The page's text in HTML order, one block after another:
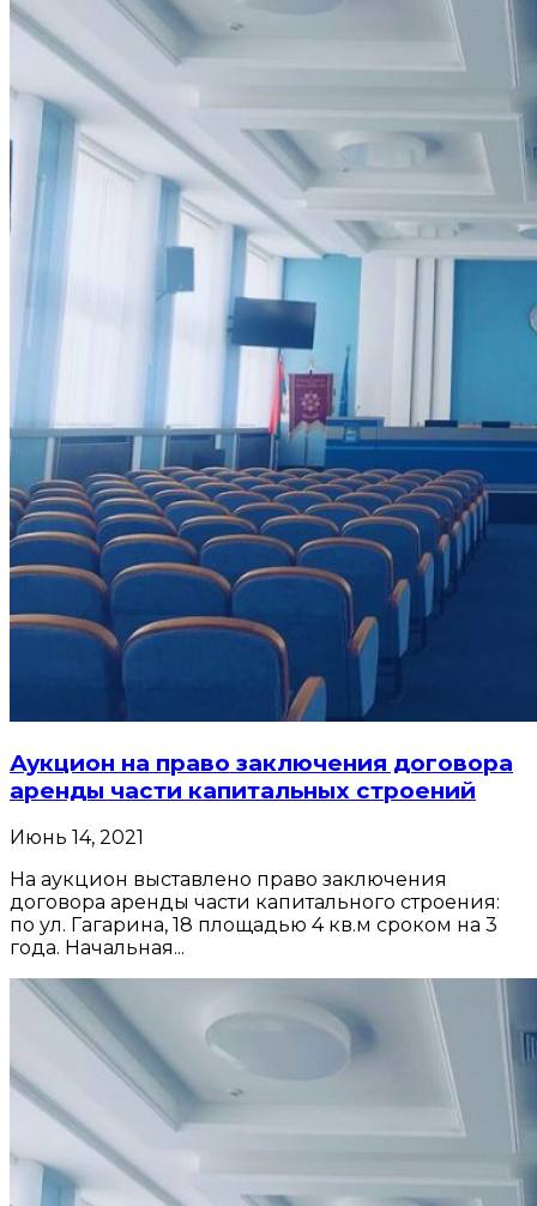
Аукцион на право заключения договора
аренды части капитальных строений
Июнь 14, 2021
На аукцион выставлено право заключения
договора аренды части капитального строения:
по ул. Гагарина, 18 площадью 4 кв.м сроком на 3
года. Начальная...